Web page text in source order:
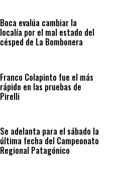
Boca evalúa cambiar la
localía por el mal estado del
césped de La Bombonera
Franco Colapinto fue el más
rápido en las pruebas de
Pirelli
Se adelanta para el sábado la
última fecha del Campeonato
Regional Patagónico